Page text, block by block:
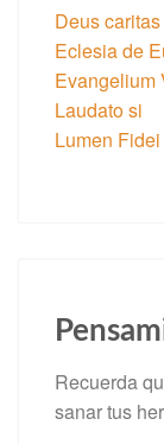
Deus
Eclesia de
Evangelium
Laudato si
Lumen Fidei
Recuerda
sanar tus